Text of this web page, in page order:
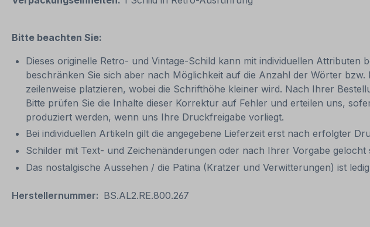
Bitte beachten Sie:
Dieses originelle Retro- und Vintage-Schild kann mit individuellen Attributen
beschränken Sie sich aber nach Möglichkeit auf die Anzahl der Wörter
zeilenweise platzieren, wobei die Schrifthöhe kleiner wird. Nach Ihrer
Bitte prüfen Sie die Inhalte dieser Korrektur auf Fehler und erteilen uns,
produziert werden, wenn uns Ihre Druckfreigabe vorliegt.
Bei individuellen Artikeln gilt die angegebene Lieferzeit erst nach erfolgter
Schilder mit Text- und Zeichenänderungen oder nach Ihrer Vorgabe
Das nostalgische Aussehen / die Patina (Kratzer und Verwitterungen) ist
Herstellernummer: BS.AL2.RE.800.267